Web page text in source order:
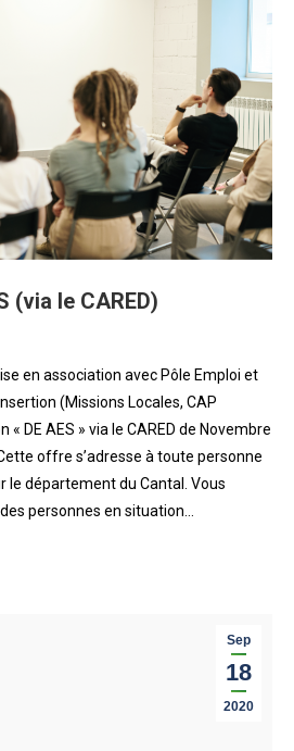
(via le CARED)
en association avec Pôle Emploi et
(Missions Locales, CAP
« DE AES » via le CARED de Novembre
offre s’adresse à toute personne
le département du Cantal. Vous
personnes en situation…
Sep
18
2020